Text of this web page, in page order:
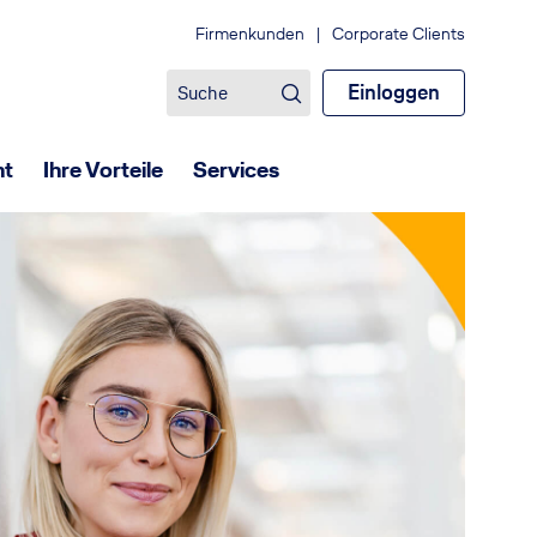
Firmenkunden | Corporate Clients
Einloggen
Ihre Vorteile Services